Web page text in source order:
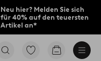
Neu hier? Melden Sie sich
für 40% auf den teuersten
Artikel an*
Zu
Zum